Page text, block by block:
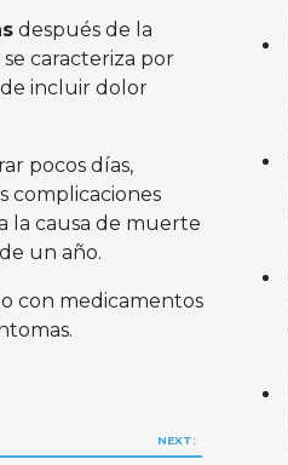
después de la
caracteriza por
incluir dolor
pocos días,
complicaciones
la causa de muerte
un año.
con medicamentos
NEXT: